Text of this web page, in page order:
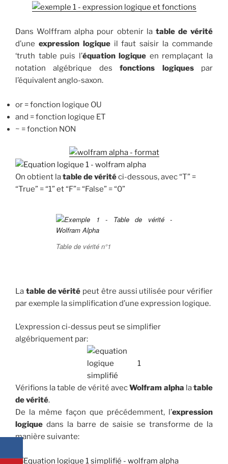
Dans Wolffram alpha pour obtenir la table de vérité
d’une expression logiqueil faut saisir la commande
‘truth table puis l’équation logique en remplaçant la
notation algébrique desfonctions logiquespar
l’équivalent anglo-saxon.
or = fonction logique OU
and = fonction logique ET
~ = fonction NON
On obtient latable de véritéci-dessous, avec “T” =
“True” = “1” et “F”= “False” = “0”
Table de vérité n°1
La table de vérité peut être aussi utilisée pour vérifier
par exemple la simplification d’une expression logique.
L’expression ci-dessus peut se simplifier
algébriquement par:
Vérifions la table de vérité avecWolfram alpha latable
de vérité.
De la même façon que précédemment, l’expression
logique dans la barre de saisie se transforme de la
manière suivante: